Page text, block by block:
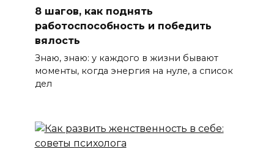
8 шагов, как поднять
работоспособность и победить
вялость
Знаю, знаю: у каждого в жизни бывают
моменты, когда энергия на нуле, а список
дел